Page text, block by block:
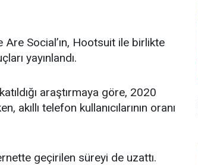
Social’ın, Hootsuit ile birlikte
yayınlandı.
araştırmaya göre, 2020
akıllı telefon kullanıcılarının oranı
geçirilen süreyi de uzattı.